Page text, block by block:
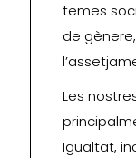
temes
de
Les
Igualtat,